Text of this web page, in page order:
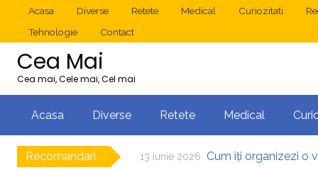
Acasa Diverse Retete Medical Curiozitati
Tehnologie
Contact
Cea Mai
Cea mai, Cele mai, Cel mai
Acasa Diverse Retete Medical
Recomandari 13 iunie 2026 Cum îți organizezi o